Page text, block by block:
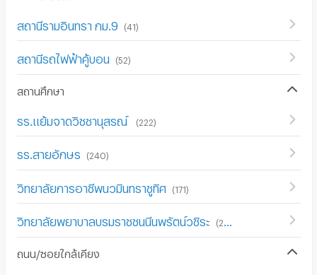
สถานีรามอินทรา กม.9 (41)
สถานีรถไฟฟ้าคู้บอน (52)
สถานศึกษา
รร.แย้มจาดวิชชานุสรณ์ (222)
รร.สายอักษร (240)
วิทยาลัยการอาชีพนวมินทราชูทิศ (171)
วิทยาลัยพยาบาลบรมราชชนนีนพรัตน์วชิระ (200
ถนน/ซอยใกล้เคียง